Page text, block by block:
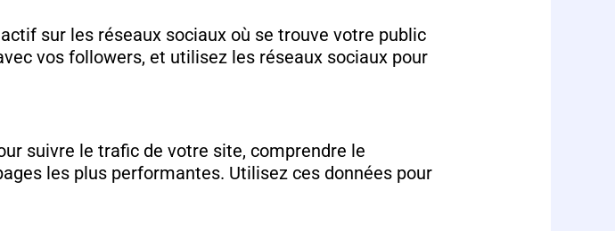
sur les réseaux sociaux où se trouve votre public
vos followers, et utilisez les réseaux sociaux pour
suivre le trafic de votre site, comprendre le
les plus performantes. Utilisez ces données pour